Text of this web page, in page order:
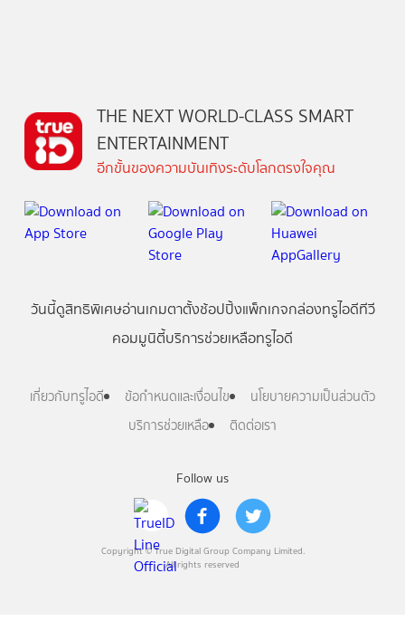
Follow us
Copyright © True Digital Group Company Limited.
All rights reserved
THE NEXT WORLD-CLASS SMART
ENTERTAINMENT
อีกขั้นของความบันเทิงระดับโลกตรงใจคุณ
วันนี้ดูสิทธิพิเศษอ่านเกมตาตั้งช้อปปิ้งแพ็กเกจกล่องทรูไอดีทีวี
คอมมูนิตี้บริการช่วยเหลือทรูไอดี
เกี่ยวกับทรูไอดี ข้อกำหนดและเงื่อนไข
นโยบายความเป็นส่วนตัว
บริการช่วยเหลือ
ติดต่อเรา